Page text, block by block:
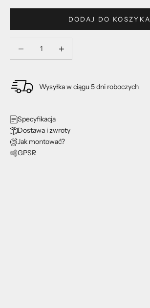
DODAJ DO KOSZYKA
Wysyłka w ciągu 5 dni roboczych
Specyfikacja
Dostawa i zwroty
Jak montować?
GPSR